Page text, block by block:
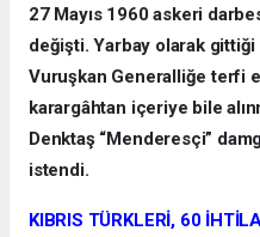
27 Mayıs 1960 askeri
değişti. Yarbay olarak gittiği
Vuruşkan Generalliğe terfi
karargâhtan içeriye bile
Denktaş “Menderesçi”
istendi.
KIBRIS TÜRKLERİ, 60